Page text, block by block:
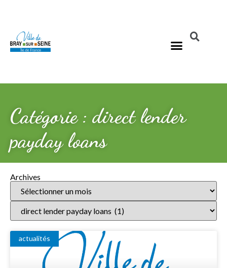
Catégorie : direct lender
payday loans
Archives
actualités